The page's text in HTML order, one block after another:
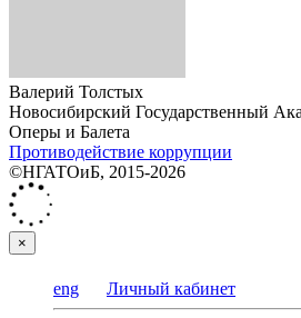
Валерий Толстых
Новосибирский Государственный
Оперы и Балета
Противодействие коррупции
©НГАТОиБ, 2015-2026
×
eng Личный кабинет